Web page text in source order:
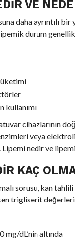
VE
daha ayrıntılı
durum
kullanımı
cihazlarının
veya
Lipemi nedir ve
KAÇ
sorusu, kan
trigliserit
mg/dL’nin altında